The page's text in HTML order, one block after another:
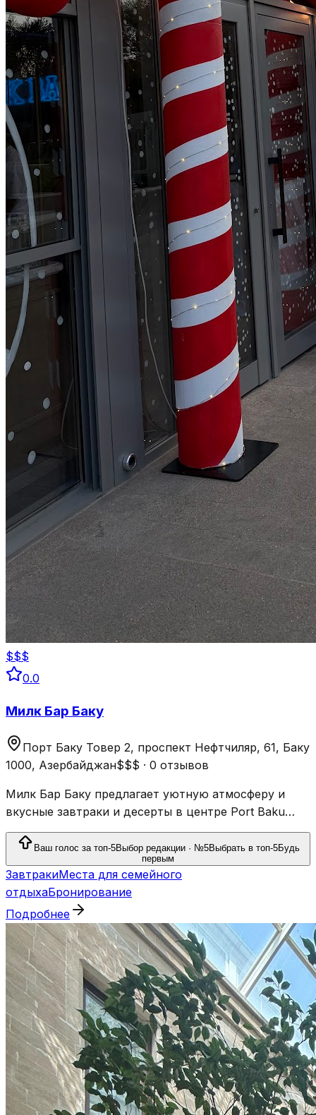
$$$
0.0
Милк Бар Баку
Порт Баку Товер 2, проспект Нефтчиляр, 61, Баку
1000, Азербайджан$$$ · 0 отзывов
Милк Бар Баку предлагает уютную атмосферу и
вкусные завтраки и десерты в центре Port Baku
Tower с отличным обслуживанием и высокими
оценками.
Ваш голос за топ-5Выбор редакции · №5Выбрать в топ-5Будь
первым
ЗавтракиМеста для семейного
отдыхаБронирование
Подробнее